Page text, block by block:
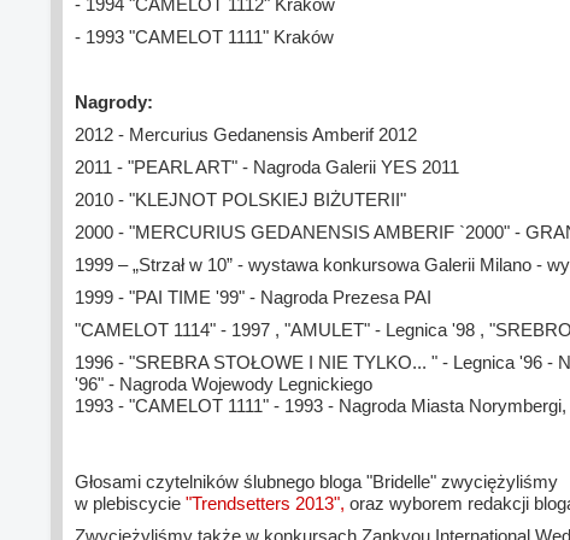
- 1994 "CAMELOT 1112" Kraków
- 1993 "CAMELOT 1111" Kraków
Nagrody:
2012 - Mercurius Gedanensis Amberif 2012
2011 - "PEARL ART" - Nagroda Galerii YES 2011
2010 - "KLEJNOT POLSKIEJ BIŻUTERII"
2000 - "MERCURIUS GEDANENSIS AMBERIF `2000" -
1999 – „Strzał w 10” - wystawa konkursowa Galerii Milano -
1999 - "PAI TIME '99" - Nagroda Prezesa PAI
"CAMELOT 1114" - 1997 , "AMULET" - Legnica '98 ,
1996 - "SREBRA STOŁOWE I NIE TYLKO... " - Legnica '96 -
'96" - Nagroda Wojewody Legnickiego
1993 - "CAMELOT 1111" - 1993 - Nagroda Miasta Norymbergi,
Głosami czytelników ślubnego bloga "Bridelle" zwyciężyliśmy
w plebiscycie "Trendsetters 2013", oraz wyborem redakcji